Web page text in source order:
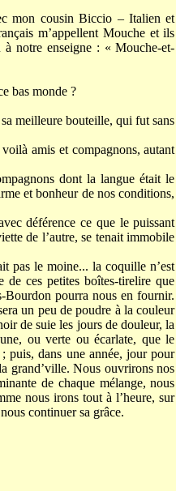
mon cousin Biccio – Italien et
m’appellent Mouche et ils
notre enseigne : « Mouche-et-
bas monde ?
meilleure bouteille, qui fut sans
amis et compagnons, autant
dont la langue était le
et bonheur de nos conditions,
déférence ce que le puissant
de l’autre, se tenait immobile
pas le moine... la coquille n’est
de ces petites boîtes-tirelire que
Bourdon pourra nous en fournir.
un peu de poudre à la couleur
de suie les jours de douleur, la
ou verte ou écarlate, que le
puis, dans une année, jour pour
grand’ville. Nous ouvrirons nos
de chaque mélange, nous
nous irons tout à l’heure, sur
continuer sa grâce.